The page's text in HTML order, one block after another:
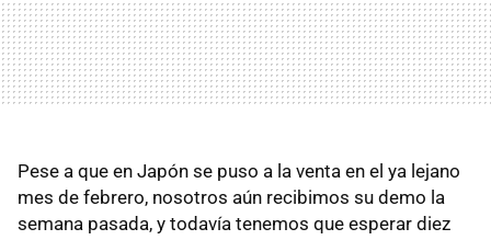
Pese a que en Japón se puso a la venta en el ya lejano
mes de febrero, nosotros aún recibimos su demo la
semana pasada, y todavía tenemos que esperar diez